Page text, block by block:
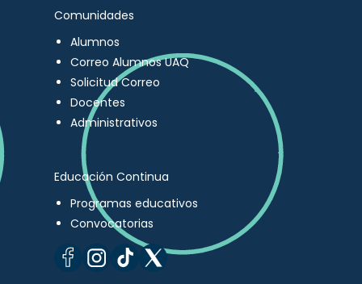
Comunidades
Alumnos
Correo Alumnos UAQ
Solicitud Correo
Docentes
Administrativos
Educación Continua
Programas educativos
Convocatorias